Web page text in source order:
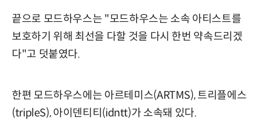
끝으로 모드하우스는 "모드하우스는 소속 아티스트를
보호하기 위해 최선을 다할 것을 다시 한번 약속드리겠
다"고 덧붙였다.
한편 모드하우스에는 아르테미스(ARTMS), 트리플에스
(tripleS), 아이덴티티(idntt)가 소속돼 있다.